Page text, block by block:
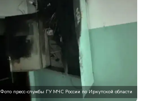
Фото пресс-службы ГУ МЧС России по Иркутской области